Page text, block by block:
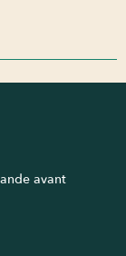
avant